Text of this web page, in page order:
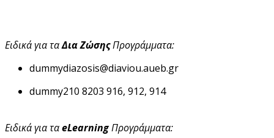
Ειδικά για ταΔια ΖώσηςΠρογράμματα:
dummydiazosis@diaviou.aueb.gr
dummy210 8203 916, 912, 914
Ειδικά για ταeLearningΠρογράμματα: